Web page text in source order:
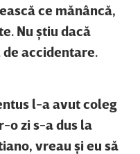
ce mănâncă,
Nu ştiu dacă
accidentare.
l-a avut coleg
o zi s-a dus la
vreau şi eu să